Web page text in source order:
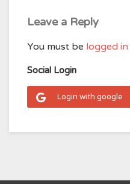
Leave a Reply
You must be logged in
Social Login
Login with google